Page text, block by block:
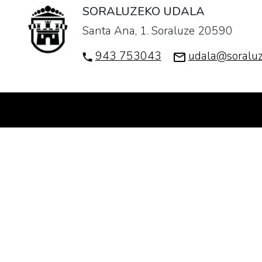
SORALUZEKO UDALA
Santa Ana, 1. Soraluze 20590
943 753043